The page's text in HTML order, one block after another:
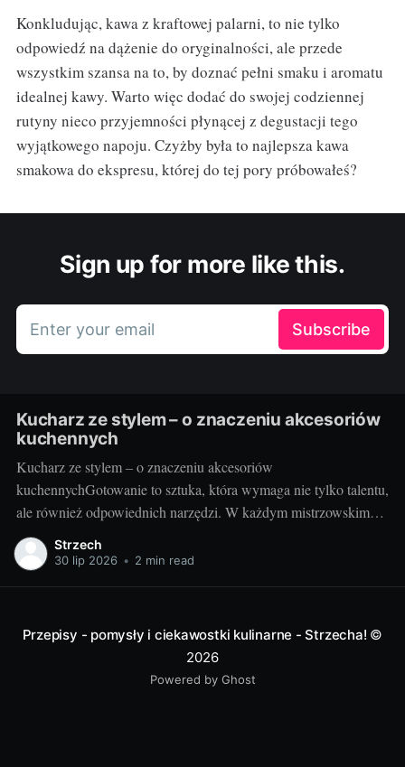
Konkludując, kawa z kraftowej palarni, to nie tylko
odpowiedź na dążenie do oryginalności, ale przede
wszystkim szansa na to, by doznać pełni smaku i aromatu
idealnej kawy. Warto więc dodać do swojej codziennej
rutyny nieco przyjemności płynącej z degustacji tego
wyjątkowego napoju. Czyżby była to najlepsza kawa
smakowa do ekspresu, której do tej pory próbowałeś?
Sign up for more like this.
Enter your email Subscribe
Kucharz ze stylem – o znaczeniu akcesoriów
kuchennych
Kucharz ze stylem – o znaczeniu akcesoriów
kuchennychGotowanie to sztuka, która wymaga nie tylko talentu,
ale również odpowiednich narzędzi. W każdym mistrzowskim
daniu, za wyrafinowanym smakiem i estetycznym podaniem,
kryją się wyselekcjonowane akcesoria kuchenne. Poznaj sekrety
Strzech
30 lip 2026 • 2 min read
Przepisy - pomysły i ciekawostki kulinarne - Strzecha! ©
2026
Powered by Ghost